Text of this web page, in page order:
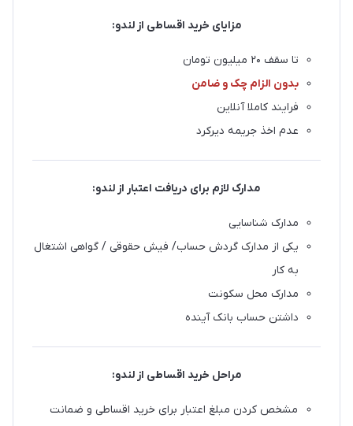
مزایای خرید اقساطی از لندو:
تا سقف ۲۰ میلیون تومان
بدون الزام چک و ضامن
فرایند کاملا آنلاین
عدم اخذ جریمه دیرکرد
مدارک لازم برای دریافت اعتبار از لندو:
مدارک شناسایی
یکی از مدارک گردش حساب/ فیش حقوقی / گواهی اشتغال
به کار
مدارک محل سکونت
داشتن حساب بانک آینده
مراحل خرید اقساطی از لندو:
مشخص کردن مبلغ اعتبار برای خرید اقساطی و ضمانت